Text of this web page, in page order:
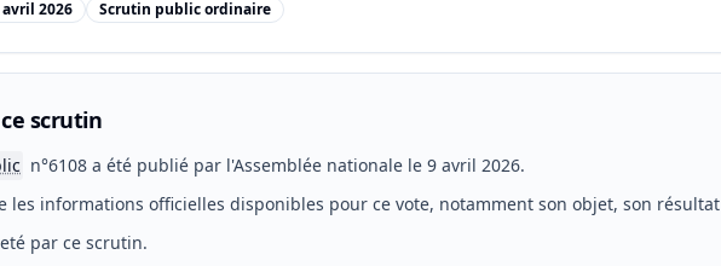
avril 2026 Scrutin public ordinaire
scrutin
n°6108 a été publié par l'Assemblée nationale le 9 avril 2026.
les informations officielles disponibles pour ce vote, notamment son objet, son
par ce scrutin.